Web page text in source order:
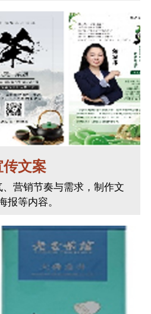
传文案
营销节奏与需求，制作文
报等内容。